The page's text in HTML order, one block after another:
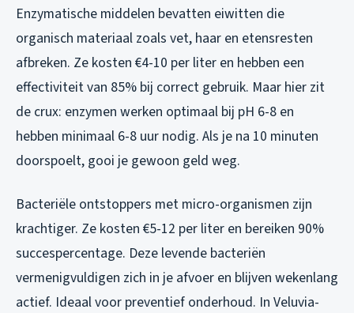
Enzymatische middelen bevatten eiwitten die
organisch materiaal zoals vet, haar en etensresten
afbreken. Ze kosten €4-10 per liter en hebben een
effectiviteit van 85% bij correct gebruik. Maar hier zit
de crux: enzymen werken optimaal bij pH 6-8 en
hebben minimaal 6-8 uur nodig. Als je na 10 minuten
doorspoelt, gooi je gewoon geld weg.
Bacteriële ontstoppers met micro-organismen zijn
krachtiger. Ze kosten €5-12 per liter en bereiken 90%
succespercentage. Deze levende bacteriën
vermenigvuldigen zich in je afvoer en blijven wekenlang
actief. Ideaal voor preventief onderhoud. In Veluvia-